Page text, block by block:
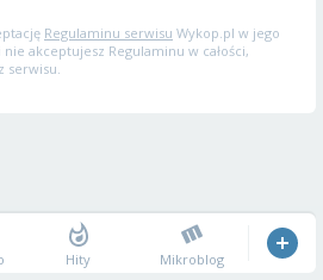
Regulaminu serwisu Wykop.pl w jego
akceptujesz Regulaminu w całości,
serwisu.
Hity Mikroblog